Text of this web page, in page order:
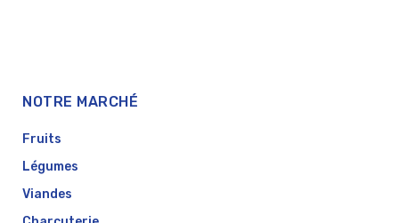
NOTRE MARCHÉ
Fruits
Légumes
Viandes